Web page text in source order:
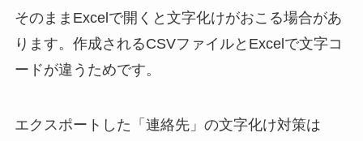
そのままExcelで開くと文字化けがおこる場合があ
ります。作成されるCSVファイルとExcelで文字コ
ードが違うためです。
エクスポートした「連絡先」の文字化け対策は